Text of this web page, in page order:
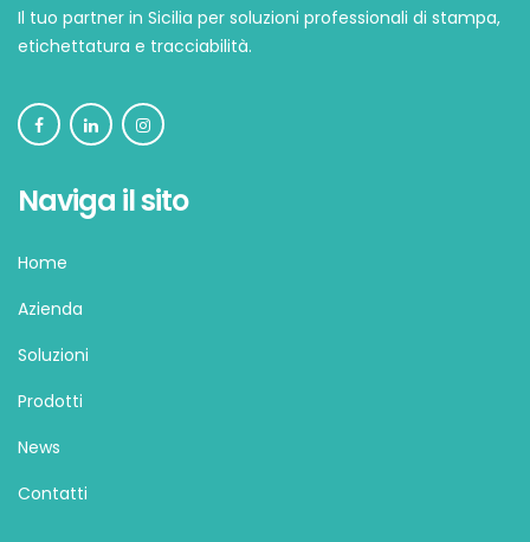
Il tuo partner in Sicilia per soluzioni professionali di stampa,
etichettatura e tracciabilità.
Naviga il sito
Home
Azienda
Soluzioni
Prodotti
News
Contatti